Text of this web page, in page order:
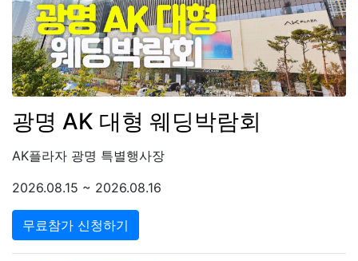
광명 AK 대형 웨딩박람회
AK플라자 광명 특별행사장
2026.08.15 ~ 2026.08.16
무료참가 신청하기